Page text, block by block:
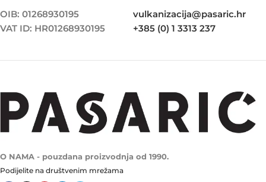
OIB: 01268930195
VAT ID: HR01268930195
vulkanizacija@pasaric.hr
+385 (0) 1 3313 237
O NAMA - pouzdana proizvodnja od 1990.
Podijelite na društvenim mrežama